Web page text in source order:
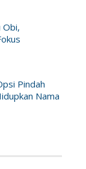
Obi,
Pindah
Nama